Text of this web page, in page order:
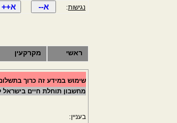
נגישות:
ראשי מקרקעין
שימוש במידע זה כרוך
מחשבון תוחלת חיים
בעניין: